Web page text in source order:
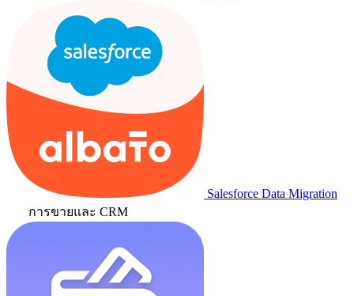
Salesforce Data Migration
การขายและ CRM